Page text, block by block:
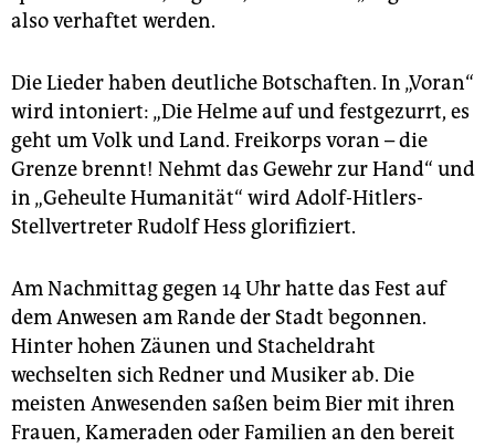
also verhaftet werden.
Die Lieder haben deutliche Botschaften. In „Voran“
wird intoniert: „Die Helme auf und festgezurrt, es
geht um Volk und Land. Freikorps voran – die
Grenze brennt! Nehmt das Gewehr zur Hand“ und
in „Geheulte Humanität“ wird Adolf-Hitlers-
Stellvertreter Rudolf Hess glorifiziert.
Am Nachmittag gegen 14 Uhr hatte das Fest auf
dem Anwesen am Rande der Stadt begonnen.
Hinter hohen Zäunen und Stacheldraht
wechselten sich Redner und Musiker ab. Die
meisten Anwesenden saßen beim Bier mit ihren
Frauen, Kameraden oder Familien an den bereit